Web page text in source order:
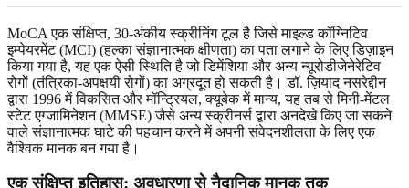
MoCA एक संक्षिप्त, 30-अंकीय स्क्रीनिंग टूल है जिसे माइल्ड कॉग्निटिव
इम्पेयरमेंट (MCI) (हल्का संज्ञानात्मक क्षीणता) का पता लगाने के लिए डिज़ाइन
किया गया है, यह एक ऐसी स्थिति है जो डिमेंशिया और अन्य न्यूरोडीजेनेरेटिव
रोगों (तंत्रिका-अपक्षयी रोगों) का अग्रदूत हो सकती है। डॉ. ज़ियाद नसरेद्दीन
द्वारा 1996 में विकसित और मॉन्ट्रियल, क्यूबेक में मान्य, यह तब से मिनी-मेंटल
स्टेट एग्जामिनेशन (MMSE) जैसे अन्य स्क्रीनर्स द्वारा अनदेखे किए जा सकने
वाले संज्ञानात्मक घाटे की पहचान करने में अपनी संवेदनशीलता के लिए एक
वैश्विक मानक बन गया है।
एक संक्षिप्त इतिहास: अवधारणा से नैदानिक ​​मानक तक